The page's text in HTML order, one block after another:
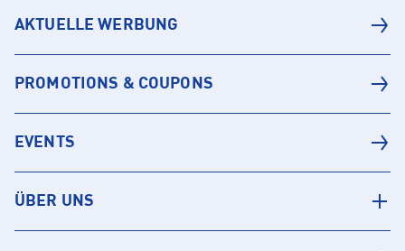
AKTUELLE WERBUNG
PROMOTIONS & COUPONS
EVENTS
ÜBER UNS